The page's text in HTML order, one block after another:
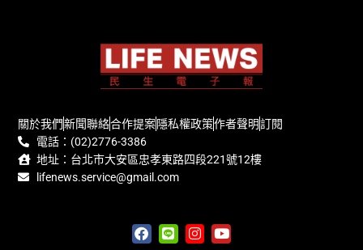
關於我們新聞聯絡合作提案隱私權政策作者聲明訂閱
電話：(02)2776-3386
地址：台北市大安區忠孝東路四段221號12樓
lifenews.service@gmail.com